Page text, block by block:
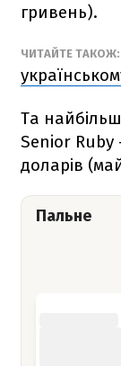
гривень).
ЧИТАЙТЕ ТАКОЖ:
Та
Senior
доларів
Пальне